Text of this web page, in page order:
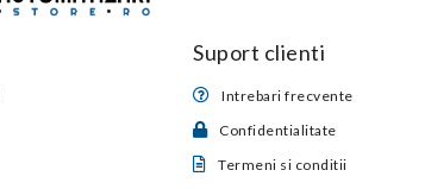
Suport clienti
Intrebari frecvente
Confidentialitate
Termeni si conditii